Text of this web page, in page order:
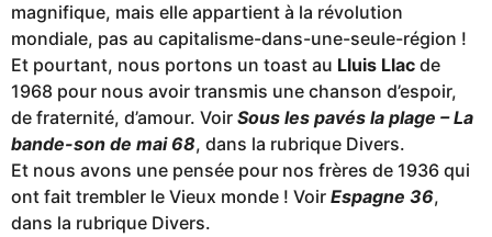
magnifique, mais elle appartient à la révolution
mondiale, pas au capitalisme-dans-une-seule-région !
Et pourtant, nous portons un toast au Lluis Llac de
1968 pour nous avoir transmis une chanson d’espoir,
de fraternité, d’amour. Voir Sous les pavés la plage – La
bande-son de mai 68, dans la rubrique Divers.
Et nous avons une pensée pour nos frères de 1936 qui
ont fait trembler le Vieux monde ! Voir Espagne 36,
dans la rubrique Divers.